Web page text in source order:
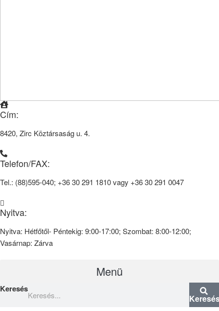
Cím:
8420, Zirc Köztársaság u. 4.
Telefon/FAX:
Tel.: (88)595-040; +36 30 291 1810 vagy +36 30 291 0047
Nyitva:
Nyitva: Hétfőtől- Péntekig: 9:00-17:00; Szombat: 8:00-12:00;
Vasárnap: Zárva
Menü
Keresés